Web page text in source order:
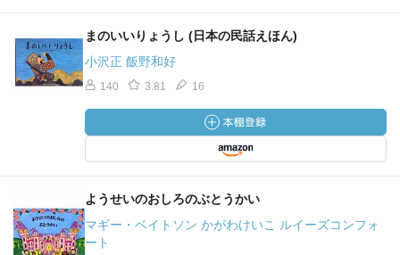
まのいいりょうし (日本の民話えほん)
小沢正 飯野和好
140 3.81 16
ようせいのおしろのぶとうかい
マギー・ベイトソン かがわけいこ ルイーズコンフォ
ート